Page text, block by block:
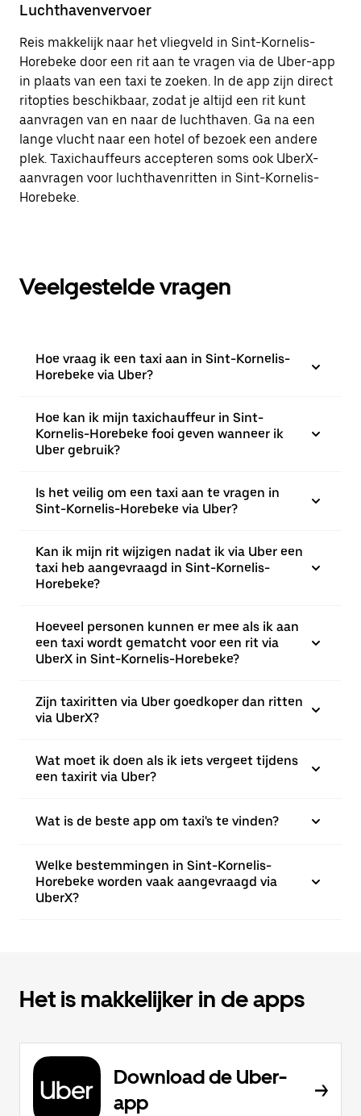
Luchthavenvervoer
Reis makkelijk naar het vliegveld in Sint-Kornelis-
Horebeke door een rit aan te vragen via de Uber-app
in plaats van een taxi te zoeken. In de app zijn direct
ritopties beschikbaar, zodat je altijd een rit kunt
aanvragen van en naar de luchthaven. Ga na een
lange vlucht naar een hotel of bezoek een andere
plek. Taxichauffeurs accepteren soms ook UberX-
aanvragen voor luchthavenritten in Sint-Kornelis-
Horebeke.
Veelgestelde vragen
Hoe vraag ik een taxi aan in Sint-Kornelis-
Horebeke via Uber?
Hoe kan ik mijn taxichauffeur in Sint-
Kornelis-Horebeke fooi geven wanneer ik
Uber gebruik?
Is het veilig om een taxi aan te vragen in
Sint-Kornelis-Horebeke via Uber?
Kan ik mijn rit wijzigen nadat ik via Uber een
taxi heb aangevraagd in Sint-Kornelis-
Horebeke?
Hoeveel personen kunnen er mee als ik aan
een taxi wordt gematcht voor een rit via
UberX in Sint-Kornelis-Horebeke?
Zijn taxiritten via Uber goedkoper dan ritten
via UberX?
Wat moet ik doen als ik iets vergeet tijdens
een taxirit via Uber?
Wat is de beste app om taxi's te vinden?
Welke bestemmingen in Sint-Kornelis-
Horebeke worden vaak aangevraagd via
UberX?
Het is makkelijker in de apps
Download de Uber-
app